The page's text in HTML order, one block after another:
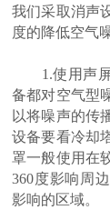
我们采取消声
度的降低空气
1.使用声屏
备都对空气型
以将噪声的传
设备要看冷却
罩一般使用在
360度影响周
影响的区域。